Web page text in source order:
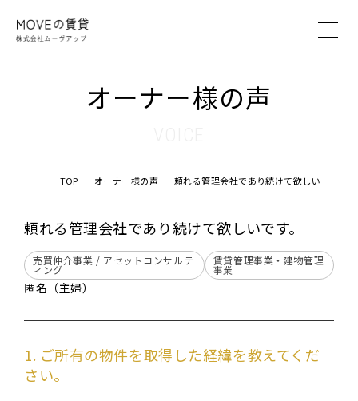
MOVEの賃貸とは
賃貸管理システム
ブログ
オーナー様へ
入居者様へ
お問い合わせ
オーナー様の声
TOP オーナー様の声 頼れる管理会社であり続けて欲しいです。
頼れる管理会社であり続けて欲しいです。
売買仲介事業 / アセットコンサルテ
ィング
賃貸管理事業・建物管理
事業
匿名（主婦）
1. ご所有の物件を取得した経緯を教えてくだ
さい。